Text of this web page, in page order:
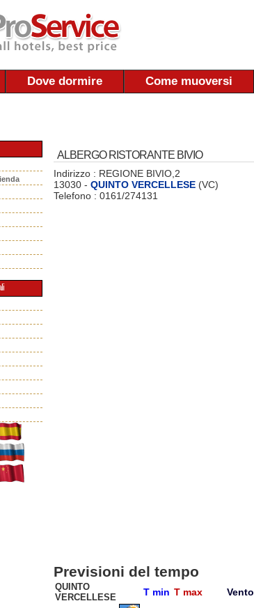
Dove dormire Come muoversi
ALBERGO RISTORANTE BIVIO
Indirizzo : REGIONE BIVIO,2
13030 - QUINTO VERCELLESE (VC)
Telefono : 0161/274131
Previsioni del tempo
QUINTO
VERCELLESE
T min T max Vento